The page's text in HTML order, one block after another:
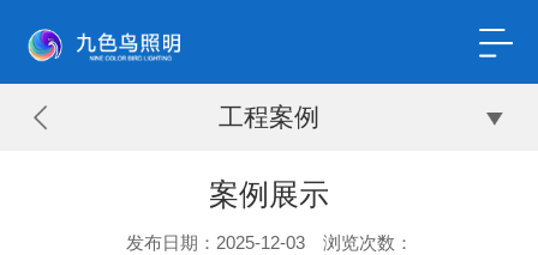
工程案例
案例展示
发布日期：2025-12-03 浏览次数：